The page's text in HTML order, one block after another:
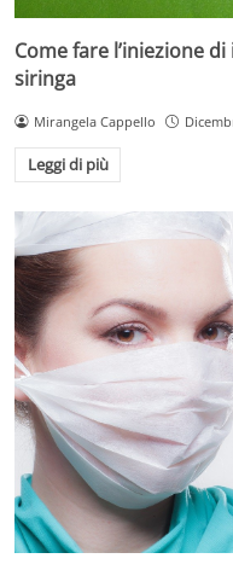
Come fare l’iniezione
siringa
Mirangela Cappello
Leggi di più